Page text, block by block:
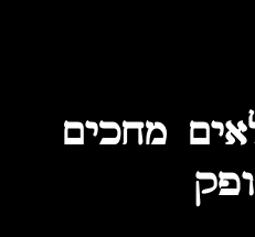
מחכים